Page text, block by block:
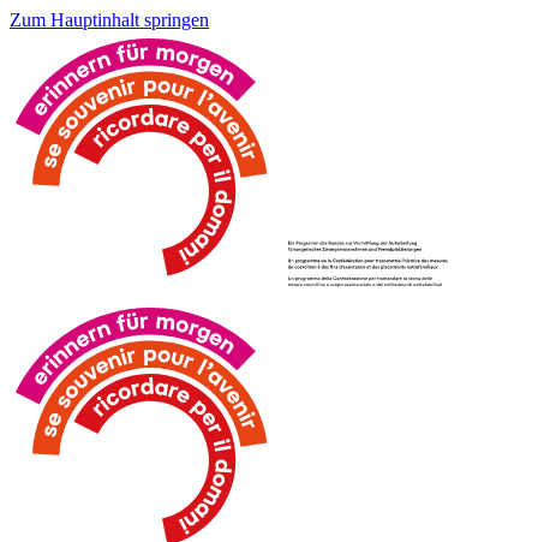
Zum Hauptinhalt springen